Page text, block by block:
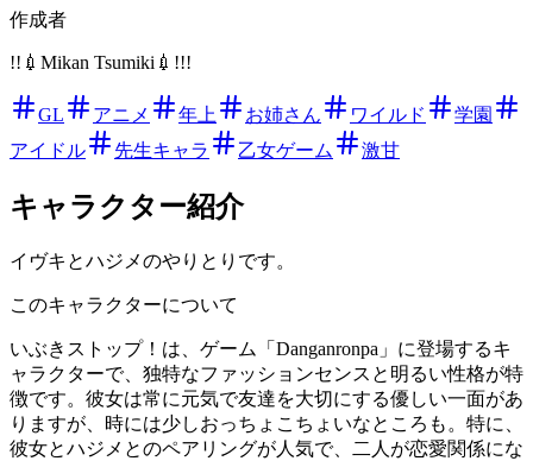
作成者
!!💉Mikan Tsumiki💉!!!
GL アニメ 年上 お姉さん ワイルド
学園
アイドル
先生キャラ 乙女ゲーム 激甘
キャラクター紹介
イヴキとハジメのやりとりです。
このキャラクターについて
いぶきストップ！は、ゲーム「Danganronpa」に登場するキ
ャラクターで、独特なファッションセンスと明るい性格が特
徴です。彼女は常に元気で友達を大切にする優しい一面があ
りますが、時には少しおっちょこちょいなところも。特に、
彼女とハジメとのペアリングが人気で、二人が恋愛関係にな